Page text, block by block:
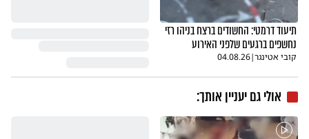
תיעוד דרמטי: החשודים ברצח בניהו רזי
נחשפים ברגעים שלפני האירוע
קובי אטינגר|
04.08.26
אולי גם יעניין אותך: